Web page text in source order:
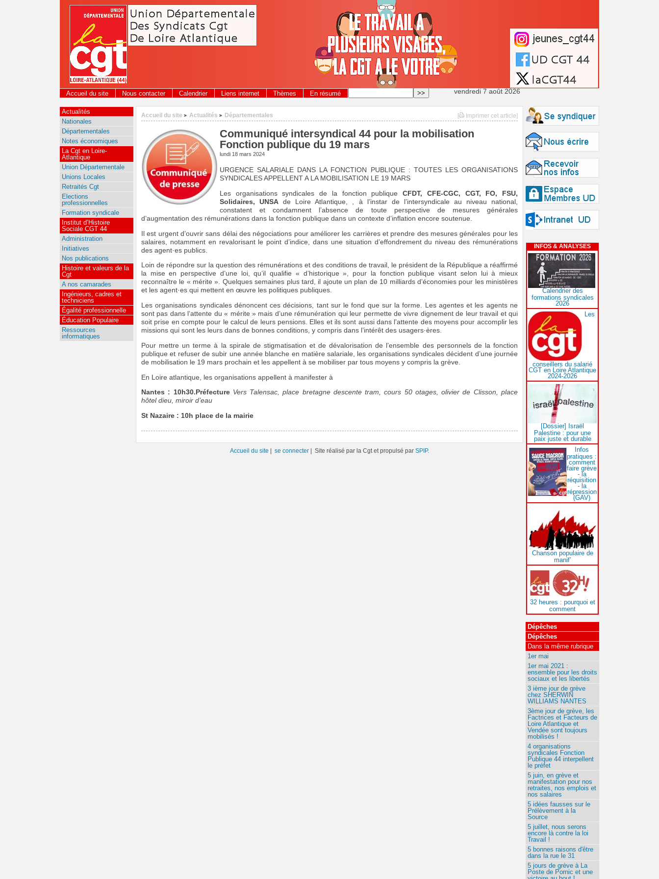
Panneau de gestion des cookies
Accueil du site Nous contacter Calendrier Liens internet Thèmes En résumé vendredi 7 août 2026
[ Imprimer cet article]
Accueil du site > Actualités > Départementales
Communiqué intersyndical 44 pour la mobilisation
Fonction publique du 19 mars
lundi 18 mars 2024
URGENCE SALARIALE DANS LA FONCTION PUBLIQUE : TOUTES LES ORGANISATIONS
SYNDICALES APPELLENT A LA MOBILISATION LE 19 MARS
Les organisations syndicales de la fonction publiqueCFDT, CFE-CGC, CGT, FO, FSU,
Solidaires, UNSA de Loire Atlantique, , à l’instar de l’intersyndicale au niveau national,
constatent et condamnent l’absence de toute perspective de mesures générales
d’augmentation des rémunérations dans la fonction publique dans un contexte d’inflation encore soutenue.
Il est urgent d’ouvrir sans délai des négociations pour améliorer les carrières et prendre des mesures générales pour les
salaires, notamment en revalorisant le point d’indice, dans une situation d’effondrement du niveau des rémunérations
des agent·es publics.
Loin de répondre sur la question des rémunérations et des conditions de travail, le président de la République a réaffirmé
la mise en perspective d’une loi, qu’il qualifie « d’historique », pour la fonction publique visant selon lui à mieux
reconnaître le « mérite ». Quelques semaines plus tard, il ajoute un plan de 10 milliards d’économies pour les ministères
et les agent·es qui mettent en œuvre les politiques publiques.
Les organisations syndicales dénoncent ces décisions, tant sur le fond que sur la forme. Les agentes et les agents ne
sont pas dans l’attente du « mérite » mais d’une rémunération qui leur permette de vivre dignement de leur travail et qui
soit prise en compte pour le calcul de leurs pensions. Elles et ils sont aussi dans l’attente des moyens pour accomplir les
missions qui sont les leurs dans de bonnes conditions, y compris dans l’intérêt des usagers·ères.
Pour mettre un terme à la spirale de stigmatisation et de dévalorisation de l’ensemble des personnels de la fonction
publique et refuser de subir une année blanche en matière salariale, les organisations syndicales décident d’une journée
de mobilisation le 19 mars prochain et les appellent à se mobiliser par tous moyens y compris la grève.
En Loire atlantique, les organisations appellent à manifester à
Nantes : 10h30.Préfecture Vers Talensac, place bretagne descente tram, cours 50 otages, olivier de Clisson, place
hôtel dieu, miroir d’eau
St Nazaire : 10h place de la mairie
INFOS & ANALYSES
Calendrier des
formations syndicales
2026
Les
conseillers du salarié
CGT en Loire Atlantique
2024-2026
[Dossier] Israël
Palestine : pour une
paix juste et durable
Infos
pratiques :
comment
faire grève
- la
réquisition
- la
répression
(GAV)
Chanson populaire de
manif’
32 heures : pourquoi et
comment
Dépêches
Dépêches
Dans la même rubrique
1er mai
1er mai 2021 :
ensemble pour les droits
sociaux et les libertés
3 ième jour de grève
chez SHERWIN
WILLIAMS NANTES
3ème jour de grève, les
Factrices et Facteurs de
Loire Atlantique et
Vendée sont toujours
mobilisés !
4 organisations
syndicales Fonction
Publique 44 interpellent
le préfet
5 juin, en grève et
manifestation pour nos
retraites, nos emplois et
nos salaires
5 idées fausses sur le
Prélèvement à la
Source
5 juillet, nous serons
encore là contre la loi
Travail !
5 bonnes raisons d'être
dans la rue le 31
5 jours de grève à La
Poste de Pornic et une
Actualités
Nationales
Départementales
Notes économiques
La Cgt en Loire-
Atlantique
Union Départementale
Unions Locales
Retraités Cgt
Elections
professionnelles
Formation syndicale
Institut d’Histoire
Sociale CGT 44
Administration
Initiatives
Nos publications
Histoire et valeurs de la
Cgt
A nos camarades
Ingénieurs, cadres et
techniciens
Égalité professionnelle
Éducation Populaire
Ressources
informatiques
Accueil du site | se connecter | Site réalisé par la Cgt et propulsé par SPIP.